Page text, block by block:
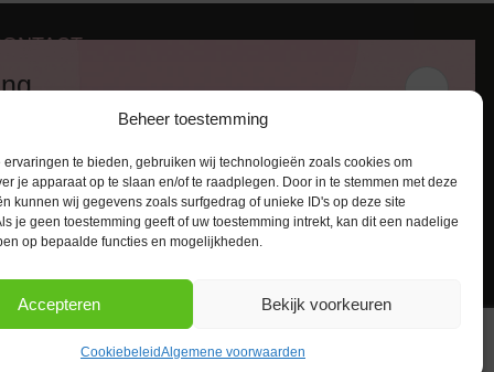
Beheer toestemming
ervaringen te bieden, gebruiken wij technologieën zoals cookies om
je apparaat op te slaan en/of te raadplegen. Door in te stemmen met deze
kunnen wij gegevens zoals surfgedrag of unieke ID's op deze site
je geen toestemming geeft of uw toestemming intrekt, kan dit een nadelige
op bepaalde functies en mogelijkheden.
Accepteren Bekijk voorkeuren
CookiebeleidAlgemene voorwaarden
RL Zwolle
info@lingerie-badmode.nl